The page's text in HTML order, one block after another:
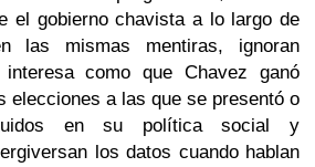
el gobierno chavista a lo largo de
las mismas mentiras, ignoran
como que Chavez ganó
elecciones a las que se presentó o
en su política social y
los datos cuando hablan